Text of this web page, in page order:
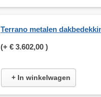
Terrano metalen
(+ € 3.602,00 )
+ In winkelwagen